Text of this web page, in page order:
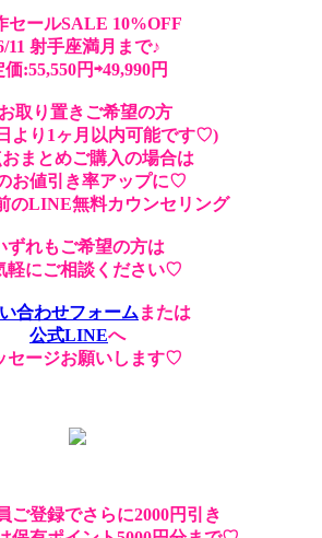
セールSALE 10%OFF
11 射手座満月まで♪
価:55,550円⇨49,990円
取り置きご希望の方
より1ヶ月以内可能です♡)
まとめご購入の場合は
お値引き率アップに♡
のLINE無料カウンセリング
ずれもご希望の方は
軽にご相談ください♡
合わせフォーム または
公式LINEへ
セージお願いします♡
ご登録でさらに2000円引き